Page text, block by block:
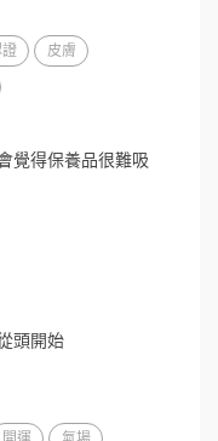
皮膚
覺得保養品很難吸
頭開始